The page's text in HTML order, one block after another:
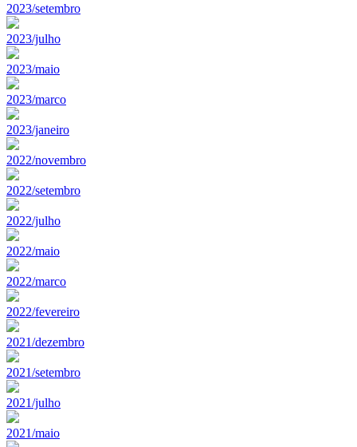
2023/setembro
2023/julho
2023/maio
2023/marco
2023/janeiro
2022/novembro
2022/setembro
2022/julho
2022/maio
2022/marco
2022/fevereiro
2021/dezembro
2021/setembro
2021/julho
2021/maio